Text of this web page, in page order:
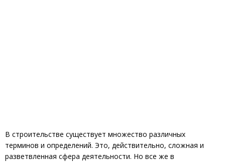
В строительстве существует множество различных
терминов и определений. Это, действительно, сложная и
разветвленная сфера деятельности. Но все же в